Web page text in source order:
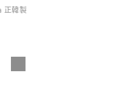
正韓製